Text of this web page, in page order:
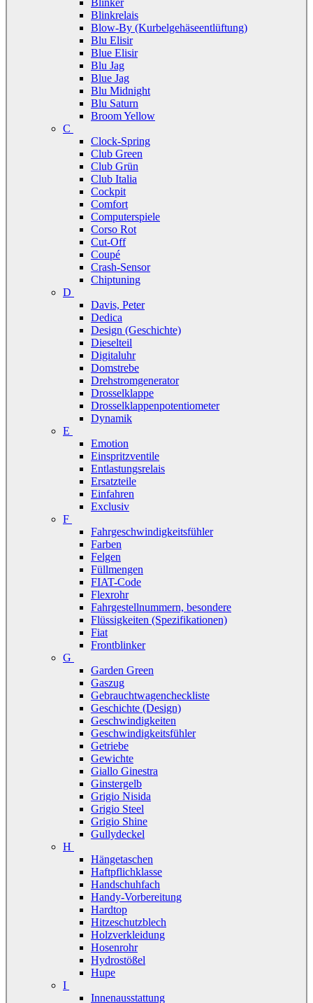
Blinker
Blinkrelais
Blow-By (Kurbelgehäseentlüftung)
Blu Elisir
Blue Elisir
Blu Jag
Blue Jag
Blu Midnight
Blu Saturn
Broom Yellow
C
Clock-Spring
Club Green
Club Grün
Club Italia
Cockpit
Comfort
Computerspiele
Corso Rot
Cut-Off
Coupé
Crash-Sensor
Chiptuning
D
Davis, Peter
Dedica
Design (Geschichte)
Dieselteil
Digitaluhr
Domstrebe
Drehstromgenerator
Drosselklappe
Drosselklappenpotentiometer
Dynamik
E
Emotion
Einspritzventile
Entlastungsrelais
Ersatzteile
Einfahren
Exclusiv
F
Fahrgeschwindigkeitsfühler
Farben
Felgen
Füllmengen
FIAT-Code
Flexrohr
Fahrgestellnummern, besondere
Flüssigkeiten (Spezifikationen)
Fiat
Frontblinker
G
Garden Green
Gaszug
Gebrauchtwagencheckliste
Geschichte (Design)
Geschwindigkeiten
Geschwindigkeitsfühler
Getriebe
Gewichte
Giallo Ginestra
Ginstergelb
Grigio Nisida
Grigio Steel
Grigio Shine
Gullydeckel
H
Hängetaschen
Haftpflichklasse
Handschuhfach
Handy-Vorbereitung
Hardtop
Hitzeschutzblech
Holzverkleidung
Hosenrohr
Hydrostößel
Hupe
I
Innenausstattung